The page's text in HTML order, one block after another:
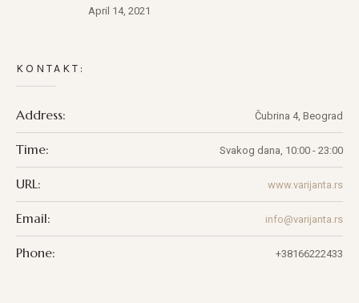
April 14, 2021
KONTAKT:
Address: Čubrina 4, Beograd
Time: Svakog dana, 10:00 - 23:00
URL: www.varijanta.rs
Email: info@varijanta.rs
Phone: +38166222433